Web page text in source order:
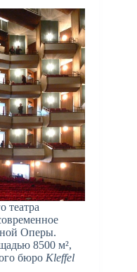
театра
Оперы.
8500 м²,
бюро Kleffel